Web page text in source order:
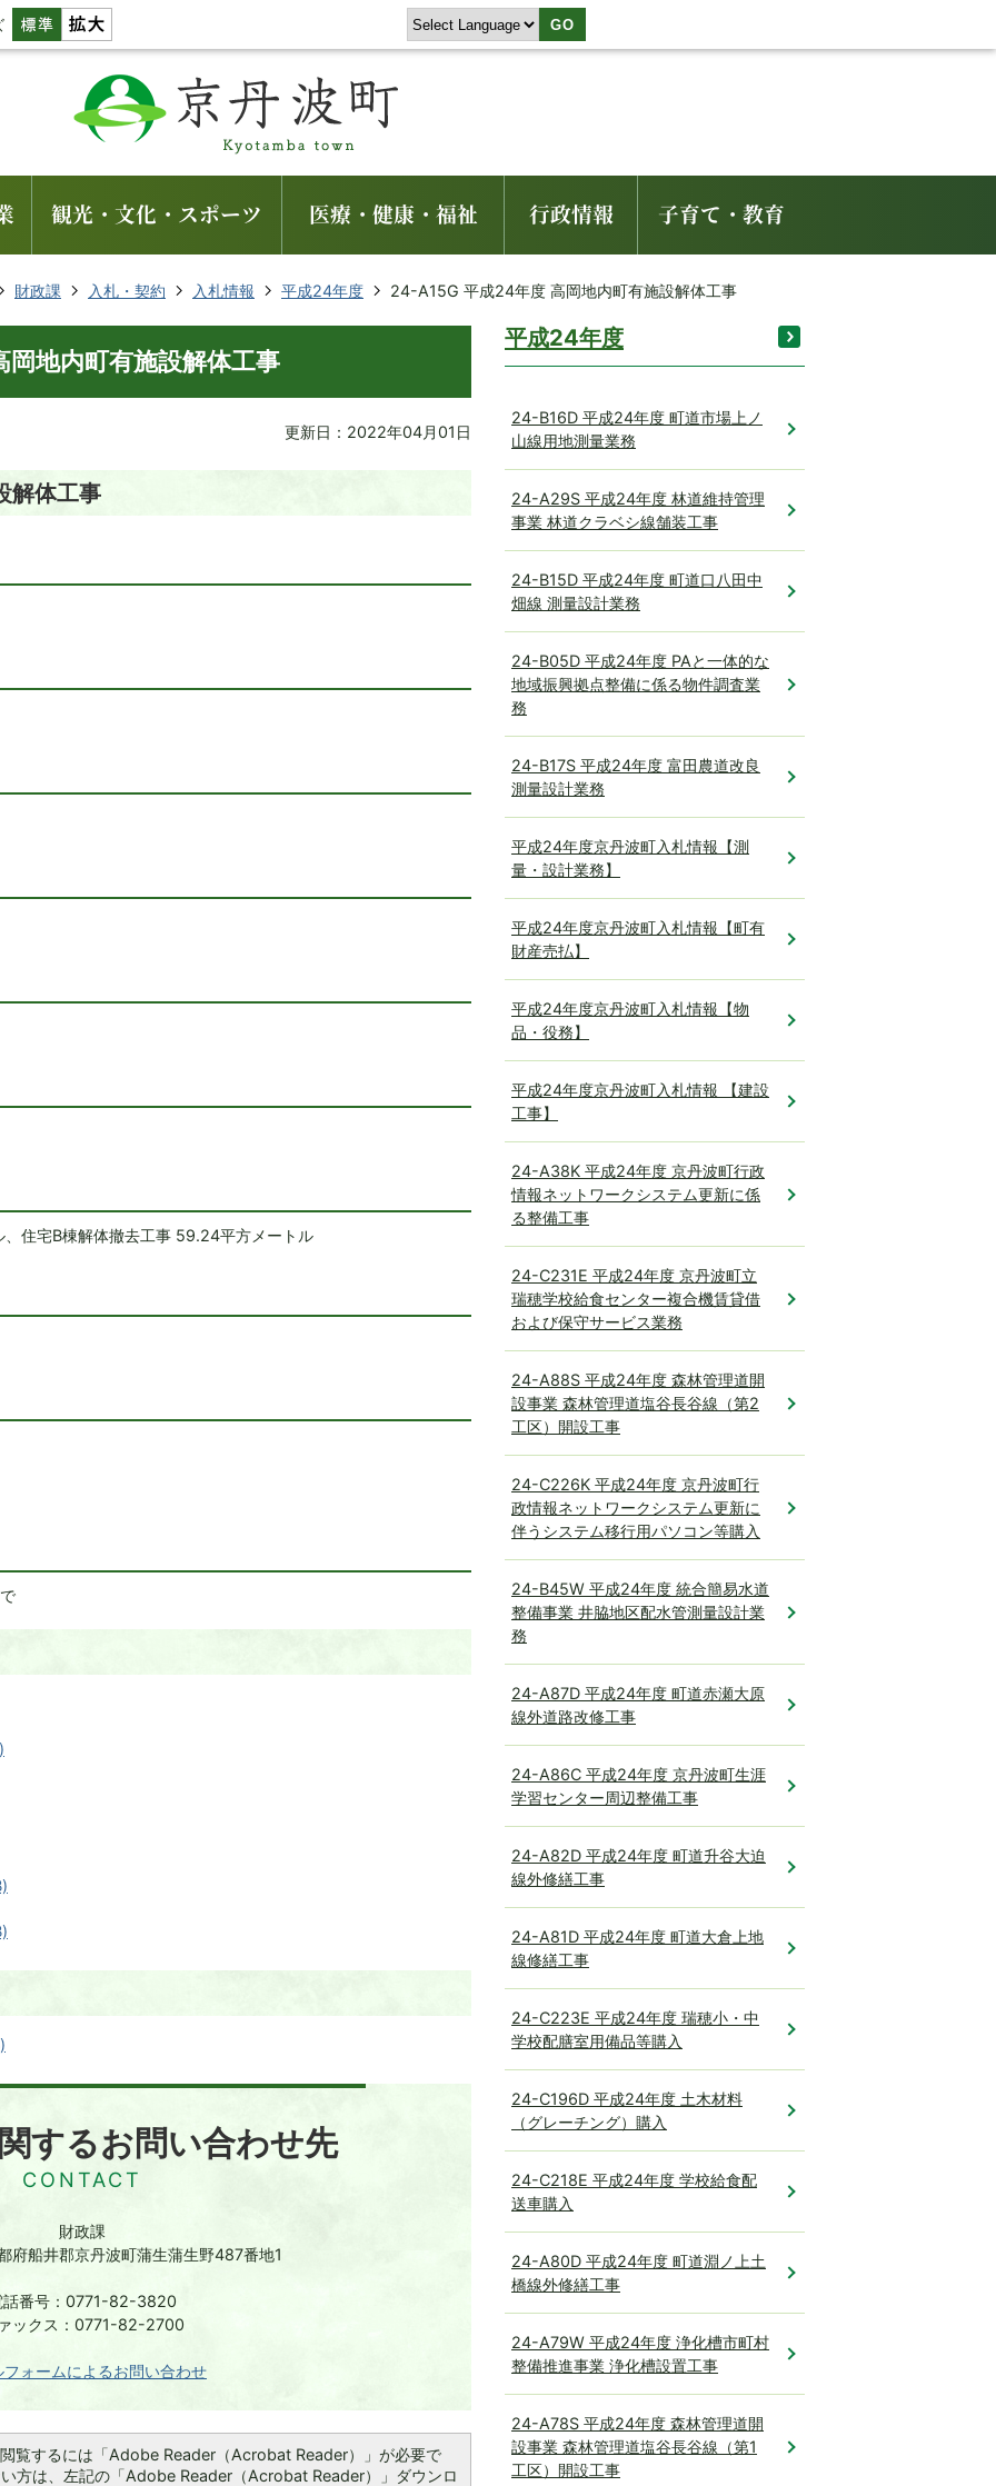
GO
観光・文化・スポーツ 医療・健康・福祉 行政情報 子育て・教育
財政課 入札・契約 入札情報 平成24年度 24-A15G 平成24年度 高岡地内町有施設解体工事
地内町有施設解体工事
更新日：2022年04月01日
解体工事
住宅B棟解体撤去工事 59.24平方メートル
するお問い合わせ先
財政課
船井郡京丹波町蒲生蒲生野487番地1
話番号：0771-82-3820
ックス：0771-82-2700
フォームによるお問い合わせ
覧するには「Adobe Reader（Acrobat Reader）」が必要で
方は、左記の「Adobe Reader（Acrobat Reader）」ダウンロ
平成24年度
24-B16D 平成24年度 町道市場上ノ
山線用地測量業務
24-A29S 平成24年度 林道維持管理
事業 林道クラベシ線舗装工事
24-B15D 平成24年度 町道口八田中
畑線 測量設計業務
24-B05D 平成24年度 PAと一体的な
地域振興拠点整備に係る物件調査業
務
24-B17S 平成24年度 富田農道改良
測量設計業務
平成24年度京丹波町入札情報【測
量・設計業務】
平成24年度京丹波町入札情報【町有
財産売払】
平成24年度京丹波町入札情報【物
品・役務】
平成24年度京丹波町入札情報 【建設
工事】
24-A38K 平成24年度 京丹波町行政
情報ネットワークシステム更新に係
る整備工事
24-C231E 平成24年度 京丹波町立
瑞穂学校給食センター複合機賃貸借
および保守サービス業務
24-A88S 平成24年度 森林管理道開
設事業 森林管理道塩谷長谷線（第2
工区）開設工事
24-C226K 平成24年度 京丹波町行
政情報ネットワークシステム更新に
伴うシステム移行用パソコン等購入
24-B45W 平成24年度 統合簡易水道
整備事業 井脇地区配水管測量設計業
務
24-A87D 平成24年度 町道赤瀬大原
線外道路改修工事
24-A86C 平成24年度 京丹波町生涯
学習センター周辺整備工事
24-A82D 平成24年度 町道升谷大迫
線外修繕工事
24-A81D 平成24年度 町道大倉上地
線修繕工事
24-C223E 平成24年度 瑞穂小・中
学校配膳室用備品等購入
24-C196D 平成24年度 土木材料
（グレーチング）購入
24-C218E 平成24年度 学校給食配
送車購入
24-A80D 平成24年度 町道淵ノ上土
橋線外修繕工事
24-A79W 平成24年度 浄化槽市町村
整備推進事業 浄化槽設置工事
24-A78S 平成24年度 森林管理道開
設事業 森林管理道塩谷長谷線（第1
工区）開設工事